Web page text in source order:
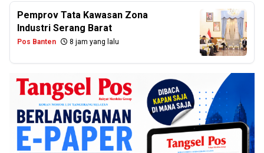
Pemprov Tata Kawasan Zona
Industri Serang Barat
Pos Banten 8 jam yang lalu